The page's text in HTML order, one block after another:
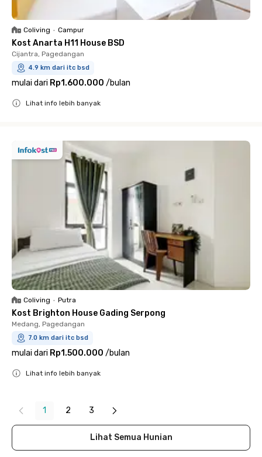
Coliving • Campur
Kost Anarta H11 House BSD
Cijantra, Pagedangan
4.9 km dari itc bsd
mulai dari Rp1.600.000 /bulan
Lihat info lebih banyak
Coliving • Putra
Kost Brighton House Gading Serpong
Medang, Pagedangan
7.0 km dari itc bsd
mulai dari Rp1.500.000 /bulan
Lihat info lebih banyak
1 2 3
Lihat Semua Hunian